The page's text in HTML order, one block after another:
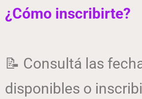
¿Cómo inscribirte?
📝 Consultá las
disponibles o